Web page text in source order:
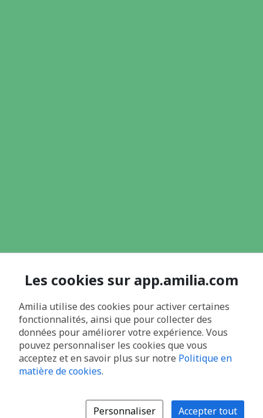
Les cookies sur app.amilia.com
Amilia utilise des cookies pour activer certaines
fonctionnalités, ainsi que pour collecter des
données pour améliorer votre expérience. Vous
pouvez personnaliser les cookies que vous
acceptez et en savoir plus sur notre Politique en
matière de cookies.
Personnaliser Accepter tout